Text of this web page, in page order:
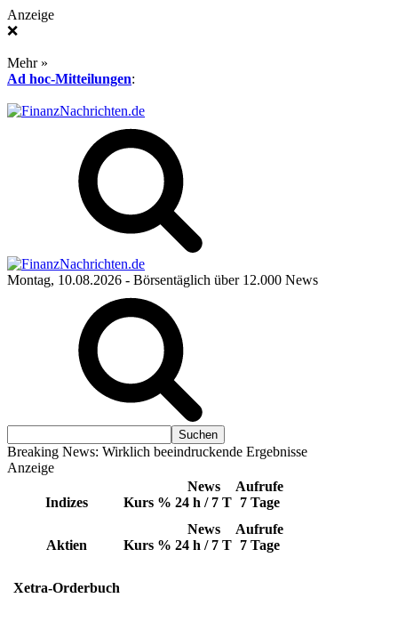
Anzeige
❌
Mehr »
Ad hoc-Mitteilungen:
Montag, 10.08.2026 - Börsentäglich über 12.000 News
Breaking News: Wirklich beeindruckende Ergebnisse
Anzeige
Indizes Kurs %
News
24 h / 7 T
Aufrufe
7 Tage
Aktien Kurs %
News
24 h / 7 T
Aufrufe
7 Tage
Xetra-Orderbuch